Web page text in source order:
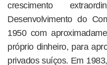
crescimento
Desenvolvimento do
1950 com
próprio dinheiro, para
privados suíços. Em